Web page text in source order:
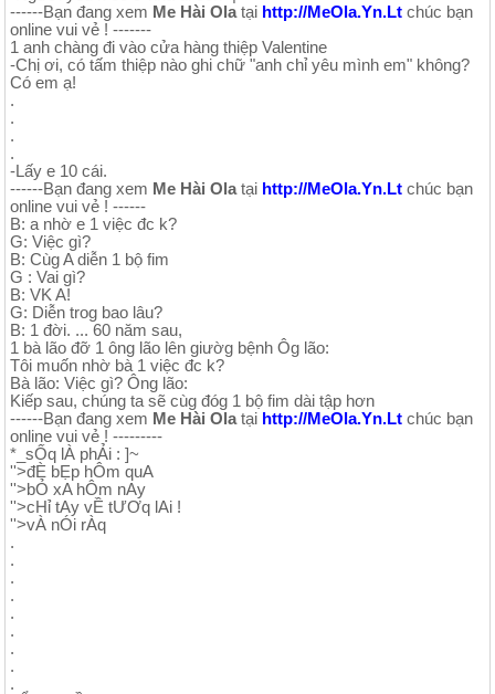
------Bạn đang xem Me Hài Ola tại http://MeOla.Yn.Lt chúc bạn
online vui vẻ ! -------
1 anh chàng đi vào cửa hàng thiệp Valentine
-Chị ơi, có tấm thiệp nào ghi chữ "anh chỉ yêu mình em" không?
Có em ạ!
.
.
.
.
-Lấy e 10 cái.
------Bạn đang xem Me Hài Ola tại http://MeOla.Yn.Lt chúc bạn
online vui vẻ ! ------
B: a nhờ e 1 việc đc k?
G: Việc gì?
B: Cùg A diễn 1 bộ fim
G : Vai gì?
B: VK A!
G: Diễn trog bao lâu?
B: 1 đời. ... 60 năm sau,
1 bà lão đỡ 1 ông lão lên giườg bệnh Ôg lão:
Tôi muốn nhờ bà 1 việc đc k?
Bà lão: Việc gì? Ông lão:
Kiếp sau, chúng ta sẽ cùg đóg 1 bộ fim dài tập hơn
------Bạn đang xem Me Hài Ola tại http://MeOla.Yn.Lt chúc bạn
online vui vẻ ! ---------
*_sỐq lÀ phẢi : ]~
''>đÈ bẸp hÔm quA
''>bỎ xA hÔm nAy
''>cHỉ tAy vỀ tƯƠq lAi !
''>vÀ nÓi rÀq
.
.
.
.
.
.
.
.
.